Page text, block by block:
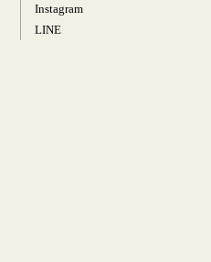
Instagram
LINE